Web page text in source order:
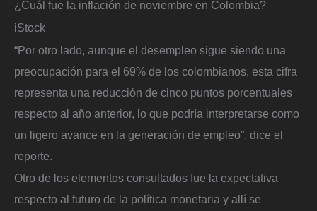
¿Cuál fue la inflación de noviembre en Colombia?
iStock
“Por otro lado, aunque el desempleo sigue siendo una
preocupación para el 69% de los colombianos, esta cifra
representa una reducción de cinco puntos porcentuales
respecto al año anterior, lo que podría interpretarse como
un ligero avance en la generación de empleo”, dice el
reporte.
Otro de los elementos consultados fue la expectativa
respecto al futuro de la política monetaria y allí se